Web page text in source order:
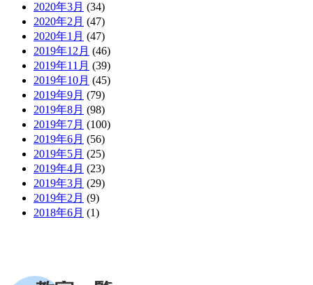
2020年3月 (34)
2020年2月 (47)
2020年1月 (47)
2019年12月 (46)
2019年11月 (39)
2019年10月 (45)
2019年9月 (79)
2019年8月 (98)
2019年7月 (100)
2019年6月 (56)
2019年5月 (25)
2019年4月 (23)
2019年3月 (29)
2019年2月 (9)
2018年6月 (1)